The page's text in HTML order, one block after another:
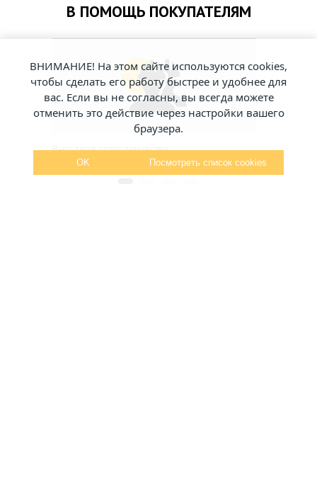
В ПОМОЩЬ ПОКУПАТЕЛЯМ
Выгодное сотрудничество
ВНИМАНИЕ! На этом сайте используются cookies,
чтобы сделать его работу быстрее и удобнее для
вас. Если вы не согласны, вы всегда можете
отменить это действие через настройки вашего
браузера.
OK Посмотреть список cookies